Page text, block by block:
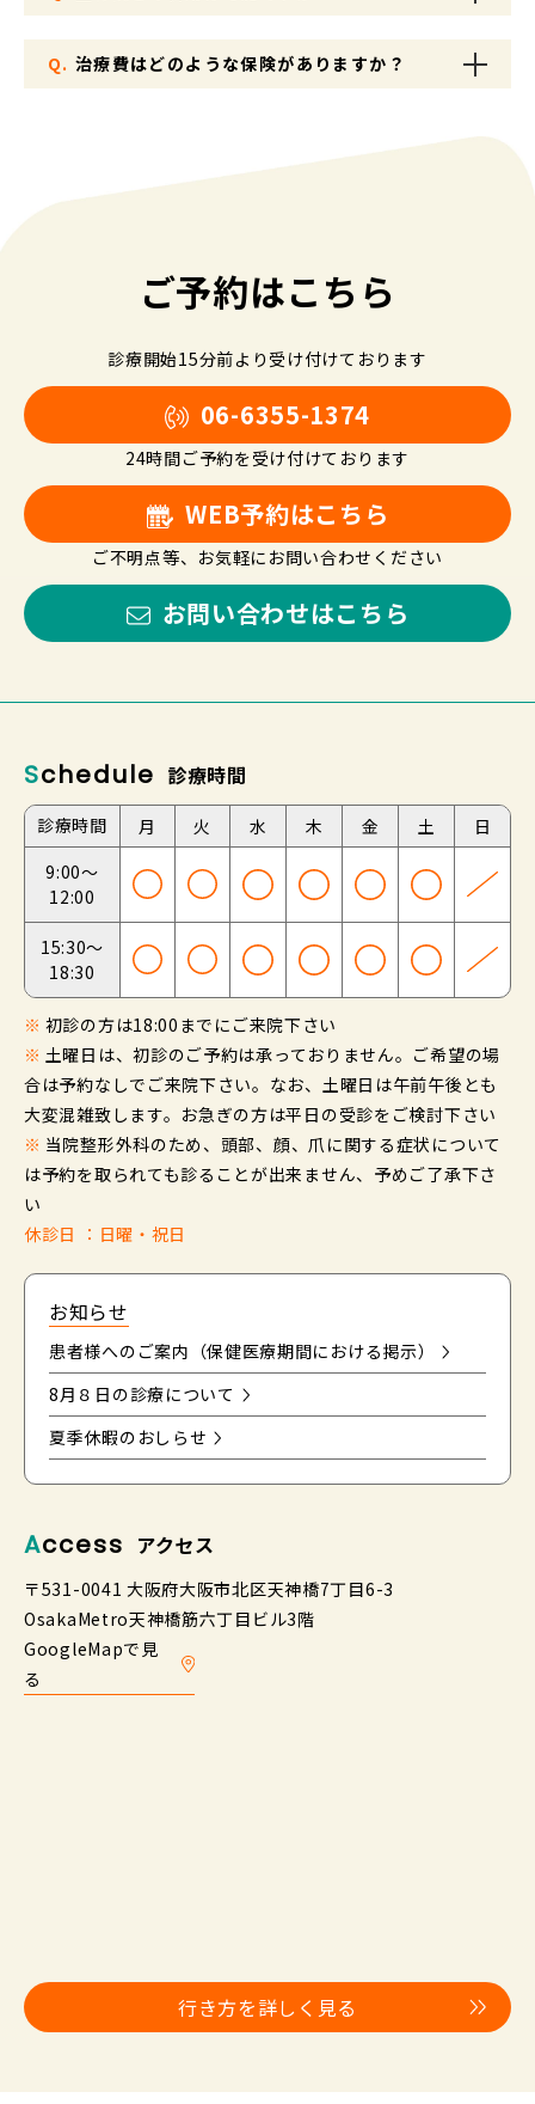
Q. 治療費はどのような保険がありますか？
ご予約はこちら
診療開始15分前より受け付けております
06-6355-1374
24時間ご予約を受け付けております
WEB予約はこちら
ご不明点等、お気軽にお問い合わせください
お問い合わせはこちら
Access アクセス
〒531-0041 大阪府大阪市北区天神橋7丁目6-3
OsakaMetro天神橋筋六丁目ビル3階
GoogleMapで見
る
行き方を詳しく見る
Schedule 診療時間
診療時間 月 火 水 木 金 土
日
9:00～
12:00
15:30～
18:30
※ 初診の方は18:00までにご来院下さい
※ 土曜日は、初診のご予約は承っておりません。ご希望の場
合は予約なしでご来院下さい。なお、土曜日は午前午後とも
大変混雑致します。お急ぎの方は平日の受診をご検討下さい
※ 当院整形外科のため、頭部、顔、爪に関する症状について
は予約を取られても診ることが出来ません、予めご了承下さ
い
休診日 ：日曜・祝日
お知らせ
患者様へのご案内（保健医療期間における掲示）
8月８日の診療について
夏季休暇のおしらせ